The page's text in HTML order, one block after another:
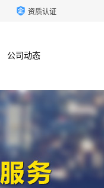
资质认证
公司动态